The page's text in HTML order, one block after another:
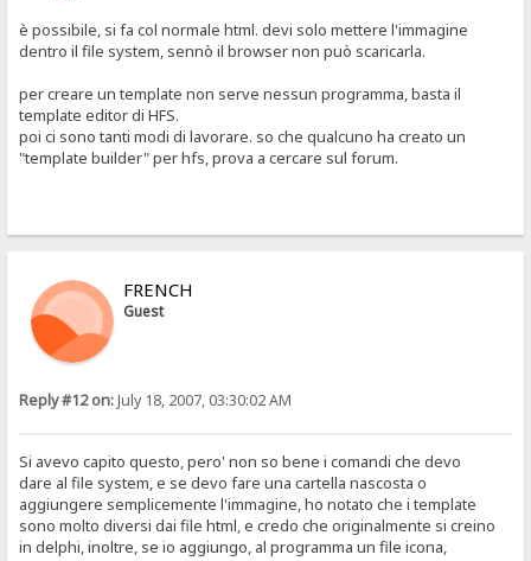
è possibile, si fa col normale html. devi solo mettere l'immagine
dentro il file system, sennò il browser non può scaricarla.
per creare un template non serve nessun programma, basta il
template editor di HFS.
poi ci sono tanti modi di lavorare. so che qualcuno ha creato un
"template builder" per hfs, prova a cercare sul forum.
FRENCH
Guest
Reply #12 on:July 18, 2007, 03:30:02 AM
Si avevo capito questo, pero' non so bene i comandi che devo
dare al file system, e se devo fare una cartella nascosta o
aggiungere semplicemente l'immagine, ho notato che i template
sono molto diversi dai file html, e credo che originalmente si creino
in delphi, inoltre, se io aggiungo, al programma un file icona,